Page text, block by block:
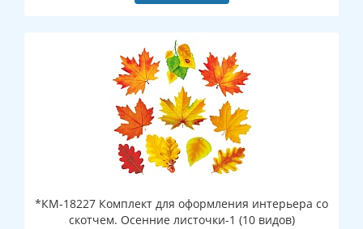
*КМ-18227 Комплект для оформления интерьера со
скотчем. Осенние листочки-1 (10 видов)